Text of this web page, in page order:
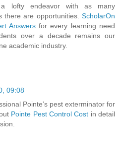
lofty endeavor with as many
there are opportunities. ScholarOn
Answersfor every learning need
over a decade remains our
academic industry.
09:08
Pointe’s pest exterminator for
Pointe Pest Control Cost in detail